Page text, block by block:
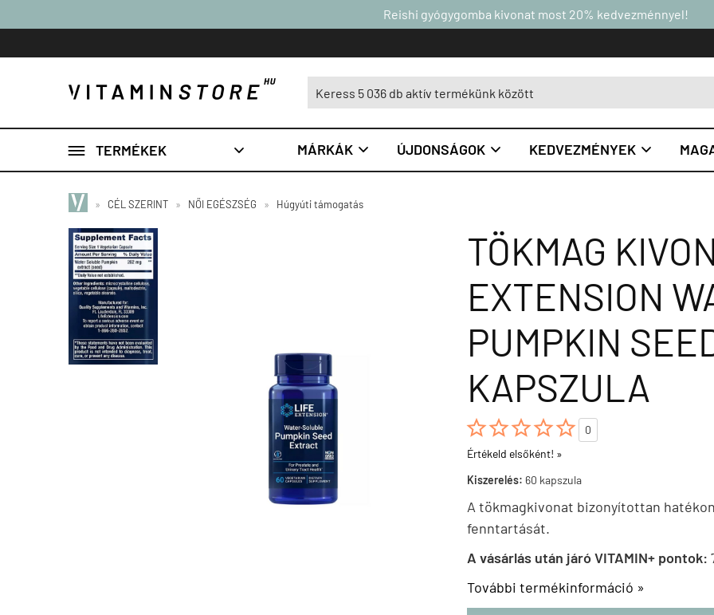
Reishi gyógygomba kivonat most 20% kedvezménnyel!
 TERMÉKEK  MÁRKÁK  ÚJDONSÁGOK  KEDVEZMÉNYEK 
» CÉL SZERINT » NŐI EGÉSZSÉG » Húgyúti támogatás
TÖKMAG
EXTENSION
PUMPKIN
KAPSZULA

0
Értékeld elsőként! »
Kiszerelés: 60 kapszula
A tökmagkivonat bizonyítottan
fenntartását.
A vásárlás után járó VITAMIN+ pontok:
További termékinformáció »